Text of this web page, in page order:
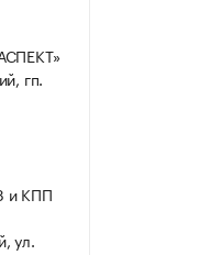
гп.
и КПП
ул.